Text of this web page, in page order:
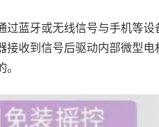
蓝牙或无线信号与手机等
收到信号后驱动内部微型电